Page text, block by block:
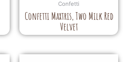
Confetti
Confetti Maxtris, Two Milk Red
Velvet